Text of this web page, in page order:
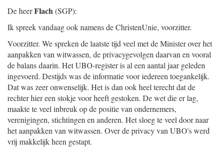
De heerFlach(SGP):
Ik spreek vandaag ook namens de ChristenUnie, voorzitter.
Voorzitter. We spreken de laatste tijd veel met de Minister over het
aanpakken van witwassen, de privacygevolgen daarvan en vooral
de balans daarin. Het UBO-register is al een aantal jaar geleden
ingevoerd. Destijds was de informatie voor iedereen toegankelijk.
Dat was zeer onwenselijk. Het is dan ook heel terecht dat de
rechter hier een stokje voor heeft gestoken. De wet die er lag,
maakte te veel inbreuk op de positie van ondernemers,
verenigingen, stichtingen en anderen. Het sloeg te veel door naar
het aanpakken van witwassen. Over de privacy van UBO's werd
vrij makkelijk heen gestapt.